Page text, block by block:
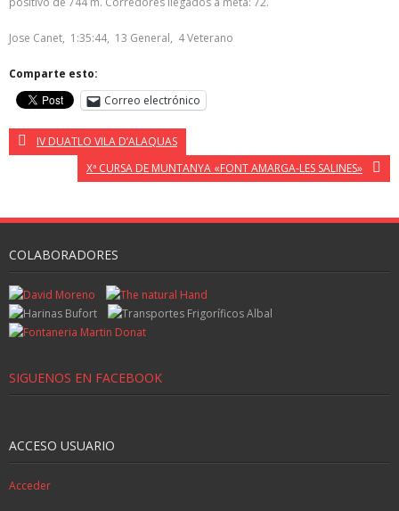
Jose Canet, 1:35:44, 13 General, 4 Veterano
Comparte esto:
Correo electrónico
IV DUATLO VILA D’ALAQUAS
Xª CURSA DE MUNTANYA «FONT AMARGA-LES SALINES»
COLABORADORES
SIGUENOS EN FACEBOOK
ACCESO USUARIO
Acceder